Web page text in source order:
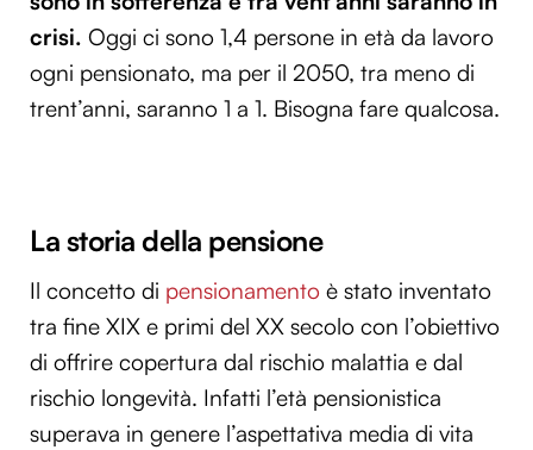
crisi. Oggi ci sono 1,4 persone in età da lavoro
ogni pensionato, ma per il 2050, tra meno di
trent’anni, saranno 1 a 1. Bisogna fare qualcosa.
La storia della pensione
Il concetto di pensionamento è stato inventato
tra fine XIX e primi del XX secolo con l’obiettivo
di offrire copertura dal rischio malattia e dal
rischio longevità. Infatti l’età pensionistica
superava in genere l’aspettativa media di vita